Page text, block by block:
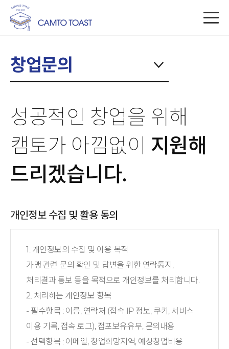
창업문의
성공적인 창업을 위해
캠토가 아낌없이 지원해
드리겠습니다.
개인정보 수집 및 활용 동의
1. 개인정보의 수집 및 이용 목적
가맹 관련 문의 확인 및 답변을 위한 연락통지,
처리결과 통보 등을 목적으로 개인정보를 처리합니다.
2. 처리하는 개인정보 항목
- 필수항목 : 이름, 연락처 (접속 IP 정보, 쿠키, 서비스
이용 기록, 접속 로그), 점포보유유무, 문의내용
- 선택항목 : 이메일, 창업희망지역, 예상창업비용